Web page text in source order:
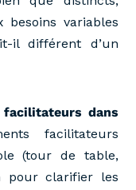
besoins variables
il différent d’un
dans
facilitateurs
(tour de table,
pour clarifier les